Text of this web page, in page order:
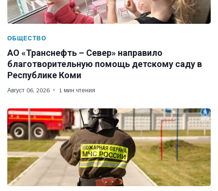
ОБЩЕСТВО
АО «Транснефть – Север» направило
благотворительную помощь детскому саду в
Республике Коми
Август 06, 2026 1 мин чтения